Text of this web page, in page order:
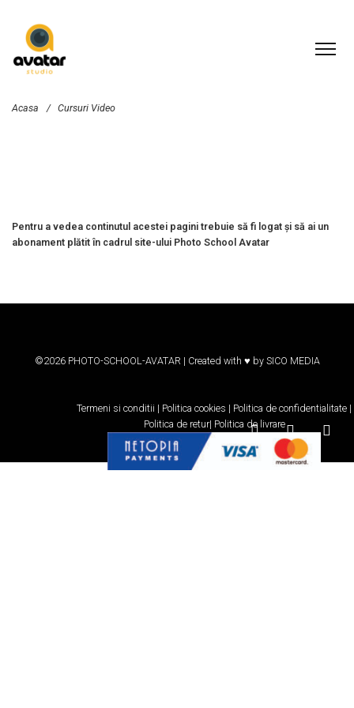
Acasa / Cursuri Video
Pentru a vedea continutul acestei pagini trebuie să fi logat și să ai un
abonament plătit în cadrul site-ului Photo School Avatar
©2026 PHOTO-SCHOOL-AVATAR | Created with ♥ by SICO MEDIA
Termeni si conditii | Politica cookies | Politica de confidentialitate |
Politica de retur| Politica de livrare